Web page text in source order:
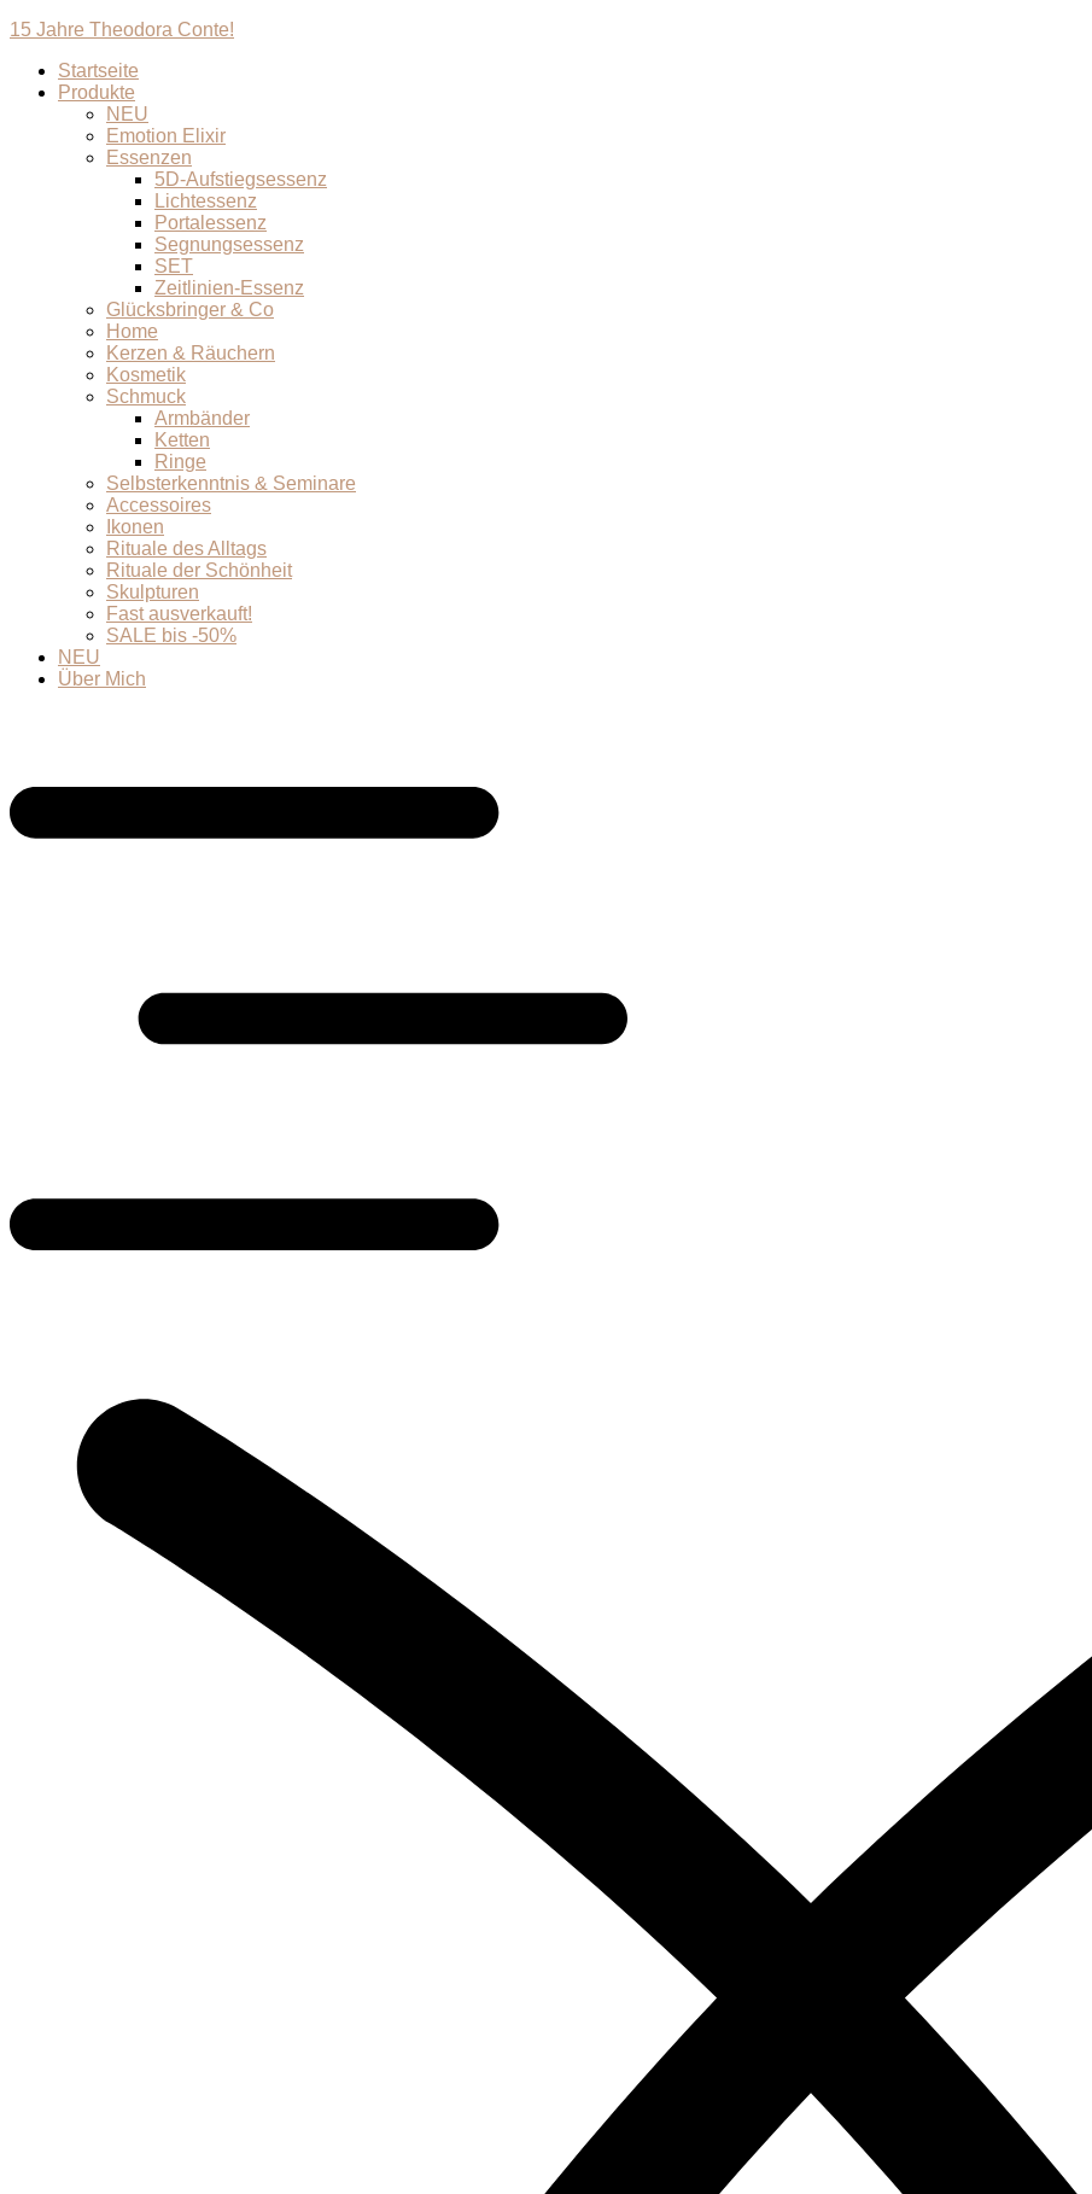
15 Jahre Theodora Conte!
Startseite
Produkte
NEU
Emotion Elixir
Essenzen
5D-Aufstiegsessenz
Lichtessenz
Portalessenz
Segnungsessenz
SET
Zeitlinien-Essenz
Glücksbringer & Co
Home
Kerzen & Räuchern
Kosmetik
Schmuck
Armbänder
Ketten
Ringe
Selbsterkenntnis & Seminare
Accessoires
Ikonen
Rituale des Alltags
Rituale der Schönheit
Skulpturen
Fast ausverkauft!
SALE bis -50%
NEU
Über Mich